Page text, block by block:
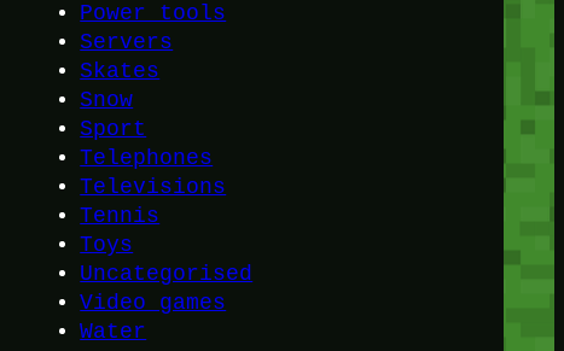
Power tools
Servers
Skates
Snow
Sport
Telephones
Televisions
Tennis
Toys
Uncategorised
Video games
Water